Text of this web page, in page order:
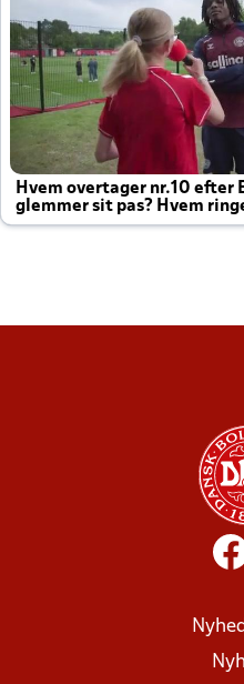
Hvem overtager nr.10 efter
glemmer sit pas? Hvem
altid til efter kampe?